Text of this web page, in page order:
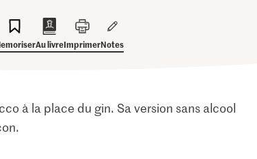
Au livreImprimerNotes
à la place du gin. Sa version sans alcool